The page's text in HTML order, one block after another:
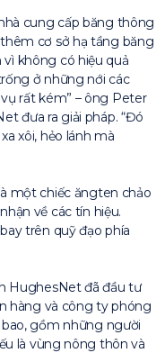
cung cấp băng thông
cơ sở hạ tầng băng
không có hiệu quả
ở những nới các
rất kém” – ông Peter
đưa ra giải pháp. “Đó
xôi, hẻo lánh mà
một chiếc ăngten chảo
về các tín hiệu.
trên quỹ đạo phía
HughesNet đã đầu tư
hàng và công ty phóng
bao, gồm những người
là vùng nông thôn và